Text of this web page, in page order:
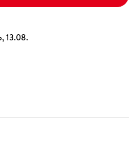
13.08.